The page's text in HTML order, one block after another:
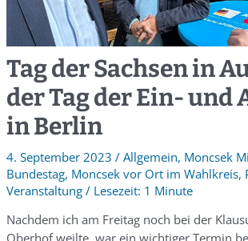
Tag der Sachsen in
der Tag der Ein- und
in Berlin
4. September 2023 / Allgemein, Moncsek
Bundestag, Moncsek vor Ort im Wahlkreis,
Veranstaltung/
1 Minute
Nachdem ich am Freitag noch bei der